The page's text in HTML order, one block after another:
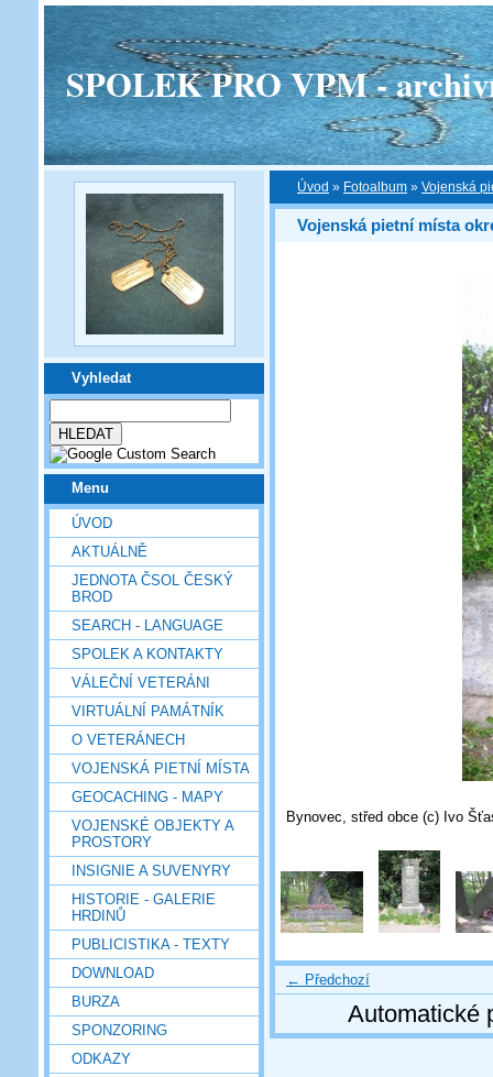
SPOLEK PRO VPM -
Vyhledat
Menu
ÚVOD
AKTUÁLNĚ
JEDNOTA ČSOL ČESKÝ
BROD
SEARCH - LANGUAGE
SPOLEK A KONTAKTY
VÁLEČNÍ VETERÁNI
VIRTUÁLNÍ PAMÁTNÍK
O VETERÁNECH
VOJENSKÁ PIETNÍ MÍSTA
GEOCACHING - MAPY
VOJENSKÉ OBJEKTY A
PROSTORY
INSIGNIE A SUVENYRY
HISTORIE - GALERIE
HRDINŮ
PUBLICISTIKA - TEXTY
DOWNLOAD
BURZA
SPONZORING
ODKAZY
Úvod » Fotoalbum » Vojenská
Vojenská pietní místa
Bynovec, střed obce (c) Ivo
← Předchozí
Automatické